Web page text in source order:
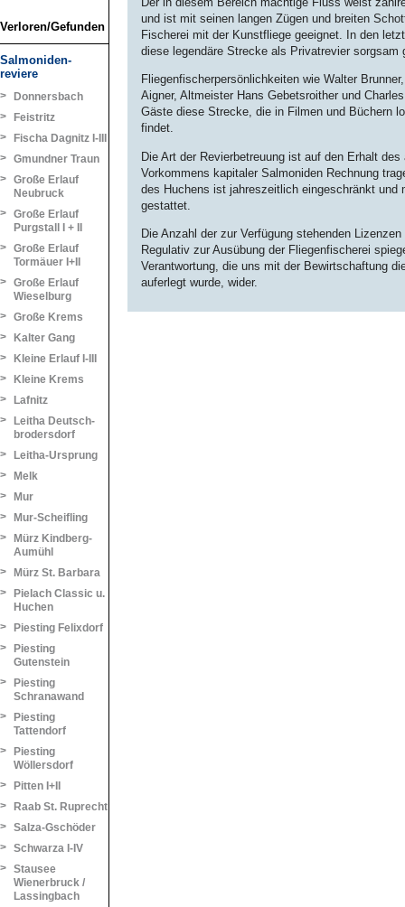
Verloren/Gefunden
Salmoniden-
reviere
>
Donnersbach
>
Feistritz
>
Fischa Dagnitz I-III
> Gmundner Traun
> Große Erlauf
Neubruck
> Große Erlauf
Purgstall I + II
> Große Erlauf
Tormäuer I+II
> Große Erlauf
Wieselburg
> Große Krems
>
Kalter Gang
>
Kleine Erlauf I-III
>
Kleine Krems
>
Lafnitz
>
Leitha Deutsch-
brodersdorf
>
Leitha-Ursprung
>
Melk
>
Mur
>
Mur-Scheifling
>
Mürz Kindberg-
Aumühl
>
Mürz St. Barbara
>
Pielach Classic u.
Huchen
>
Piesting Felixdorf
>
Piesting
Gutenstein
>
Piesting
Schranawand
>
Piesting
Tattendorf
>
Piesting
Wöllersdorf
>
Pitten I+II
>
Raab St. Ruprecht
> Salza-Gschöder
> Schwarza I-IV
> Stausee
Wienerbruck /
Lassingbach
und ist mit seinen langen Zügen und breiten
Fischerei mit der Kunstfliege geeignet. In den
diese legendäre Strecke als Privatrevier sorgsam
Fliegenfischerpersönlichkeiten wie Walter
Aigner, Altmeister Hans Gebetsroither und
Gäste diese Strecke, die in Filmen und Büchern
findet.
Die Art der Revierbetreuung ist auf den Erhalt
Vorkommens kapitaler Salmoniden Rechnung
des Huchens ist jahreszeitlich eingeschränkt und
gestattet.
Die Anzahl der zur Verfügung stehenden
Regulativ zur Ausübung der Fliegenfischerei
Verantwortung, die uns mit der Bewirtschaftung
auferlegt wurde, wider.